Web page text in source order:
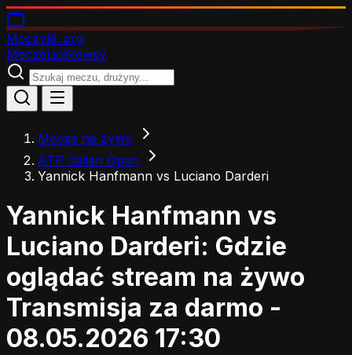
Meczyki .org
MeczeLigiNewsy
Mecze na żywo
ATP Italian Open
Yannick Hanfmann vs Luciano Darderi
Yannick Hanfmann vs
Luciano Darderi: Gdzie
oglądać stream na żywo
Transmisja za darmo -
08.05.2026 17:30